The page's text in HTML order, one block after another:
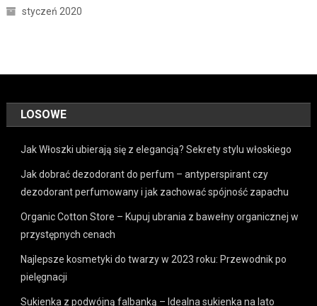
styczeń 2020
LOSOWE
Jak Włoszki ubierają się z elegancją? Sekrety stylu włoskiego
Jak dobrać dezodorant do perfum – antyperspirant czy
dezodorant perfumowany i jak zachować spójność zapachu
Organic Cotton Store – Kupuj ubrania z bawełny organicznej w
przystępnych cenach
Najlepsze kosmetyki do twarzy w 2023 roku: Przewodnik po
pielęgnacji
Sukienka z podwójną falbanką – Idealna sukienka na lato